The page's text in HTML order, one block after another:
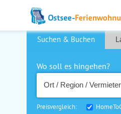
Suchen & Buchen
Wo soll es hingehen?
Preisvergleich: